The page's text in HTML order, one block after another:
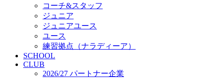
コーチ&スタッフ
ジュニア
ジュニアユース
ユース
練習拠点（ナラディーア）
SCHOOL
CLUB
2026/27 パートナー企業